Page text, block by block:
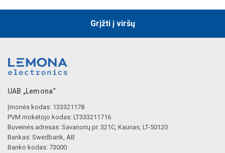
Grįžti į viršų
UAB „Lemona“
Įmonės kodas: 133321178
PVM mokėtojo kodas: LT333211716
Buveinės adresas: Savanorių pr. 321C, Kaunas, LT-50120
Bankas: Swedbank, AB
Banko kodas: 73000